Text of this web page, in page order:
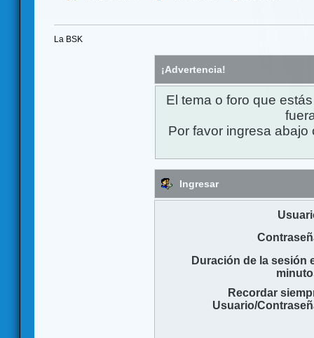
La BSK
¡Advertencia!
El tema o foro que
Por favor ingresa
Ingresar
Duración de la sesión
Recordar
Usuario/